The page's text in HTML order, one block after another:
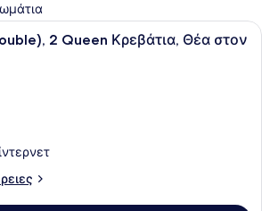
Ένα δωμάτιο ξενοδοχείου με δύο
2 Queen Κρεβάτια, Θέα στον